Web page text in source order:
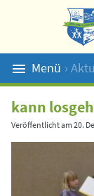
Menü ›
Suche
kann
Veröffentlicht am 20.